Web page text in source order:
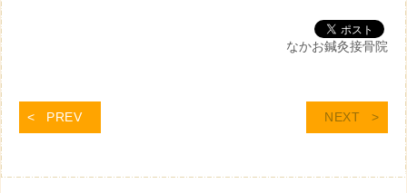
なかお鍼灸接骨院
PREV NEXT